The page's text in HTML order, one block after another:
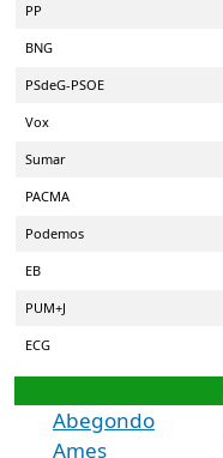
PP
BNG
PSdeG-PSOE
Vox
Sumar
PACMA
Podemos
EB
PUM+J
ECG
Abegondo
Ames